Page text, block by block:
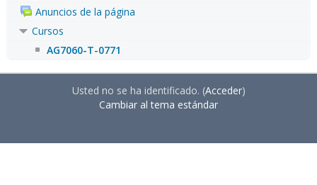
Anuncios de la página
Cursos
AG7060-T-0771
Usted no se ha identificado. (Acceder)
Cambiar al tema estándar